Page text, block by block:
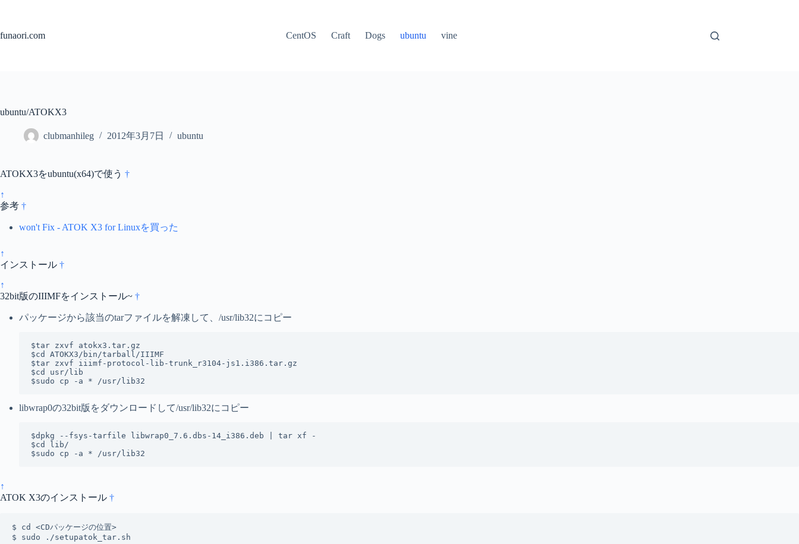
テ
プ
funaori.com CentOS Craft Dogs ubuntu vine
ubuntu/ATOKX3
clubmanhileg 2012年3月7日 ubuntu
ATOKX3をubuntu(x64)で使う †
↑
参考 †
won't Fix - ATOK X3 for Linuxを買った
↑
インストール †
↑
32bit版のIIIMFをインストール~ †
パッケージから該当のtarファイルを解凍して、/usr/lib32にコピー
$tar zxvf atokx3.tar.gz
$cd ATOKX3/bin/tarball/IIIMF
$tar zxvf iiimf-protocol-lib-trunk_r3104-js1.i386.tar.gz
$cd usr/lib
$sudo cp -a * /usr/lib32
libwrap0の32bit版をダウンロードして/usr/lib32にコピー
$dpkg --fsys-tarfile libwrap0_7.6.dbs-14_i386.deb | tar xf -
$cd lib/
$sudo cp -a * /usr/lib32
↑
ATOK X3のインストール †
$ cd <CDパッケージの位置>
$ sudo ./setupatok_tar.sh